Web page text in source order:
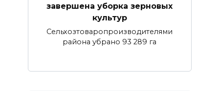
завершена уборка зерновых
культур
Сельхозтоваропроизводителями
района убрано 93 289 га